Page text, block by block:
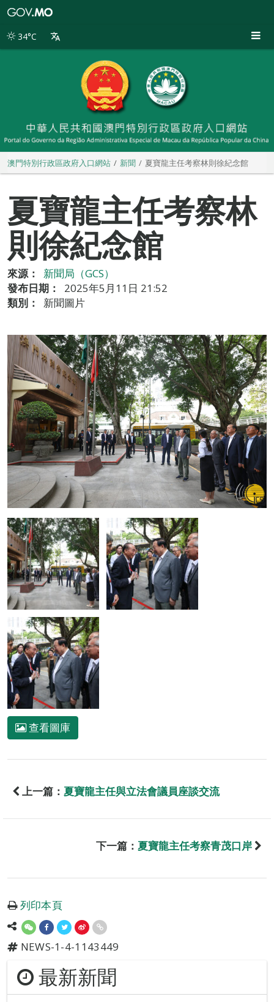
別
34°C
澳門特別行政區政府入口網站 新聞 夏寶龍主任考察林則徐紀念館
夏寶龍主任考察林
則徐紀念館
來源：
新聞局（GCS）
發布日期：
2025年5月11日 21:52
類別：
新聞圖片
查看圖庫
上一篇： 夏寶龍主任與立法會議員座談交流
下一篇： 夏寶龍主任考察青茂口岸
列印本頁
NEWS-1-4-1143449
最新新聞